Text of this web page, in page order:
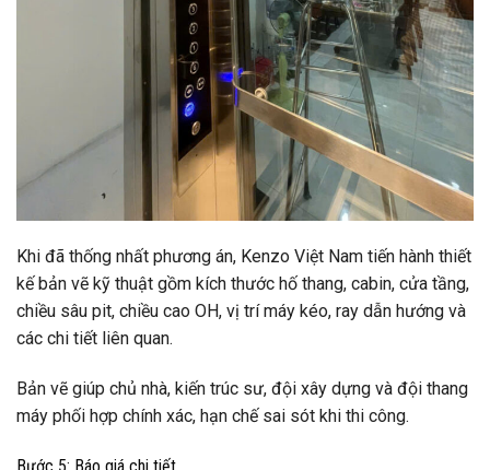
Khi đã thống nhất phương án, Kenzo Việt Nam tiến hành thiết
kế bản vẽ kỹ thuật gồm kích thước hố thang, cabin, cửa tầng,
chiều sâu pit, chiều cao OH, vị trí máy kéo, ray dẫn hướng và
các chi tiết liên quan.
Bản vẽ giúp chủ nhà, kiến trúc sư, đội xây dựng và đội thang
máy phối hợp chính xác, hạn chế sai sót khi thi công.